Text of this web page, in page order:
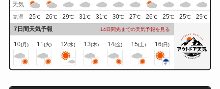
天気
気温 25℃ 26℃ 29℃ 31℃ 31℃ 30℃ 27℃ 26℃ 25℃ 25℃ 29℃
7日間天気予報 14日間先までの天気予報を見る
10(月) 11(火) 12(水) 13(木) 14(金) 15(土) 16(日)